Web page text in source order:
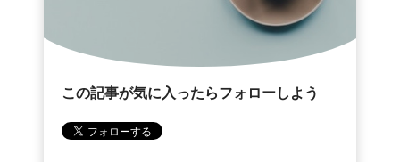
この記事が気に入ったらフォローしよう